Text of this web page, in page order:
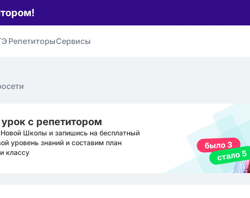
РепетиторыСервисы
с репетитором
Школы и запишись на бесплатный
уровень знаний и составим план
классу